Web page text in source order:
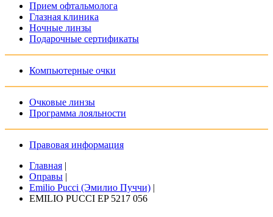
Прием офтальмолога
Глазная клиника
Ночные линзы
Подарочные сертификаты
Компьютерные очки
Очковые линзы
Программа лояльности
Правовая информация
Главная |
Оправы |
Emilio Pucci (Эмилио Пуччи) |
EMILIO PUCCI EP 5217 056